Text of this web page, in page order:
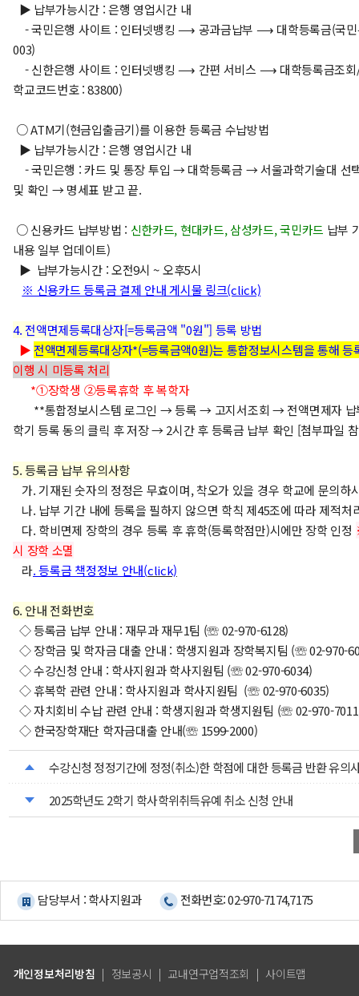
▶ 납부가능시간 : 은행 영업시간 내
- 국민은행 사이트 : 인터넷뱅킹 ⟶ 공과금납부 ⟶ 대학등록금(국민
003)
- 신한은행 사이트 : 인터넷뱅킹 ⟶ 간편 서비스 ⟶ 대학등록금조회
학교코드번호 : 83800)
○ ATM기(현금입출금기)를 이용한 등록금 수납방법
▶ 납부가능시간 : 은행 영업시간 내
- 국민은행 : 카드 및 통장 투입 → 대학등록금 → 서울과학기술대 선
및 확인 → 명세표 받고 끝.
○ 신용카드 납부방법 : 신한카드, 현대카드, 삼성카드, 국민카드 납부
내용 일부 업데이트)
▶ 납부가능시간 : 오전9시 ~ 오후5시
※ 신용카드 등록금 결제 안내 게시물 링크(click)
4. 전액면제등록대상자[=등록금액 "0원"] 등록 방법
▶ 전액면제등록대상자*(=등록금액0원)는 통합정보시스템을 통해 등
이행 시 미등록 처리
*①장학생 ②등록휴학 후 복학자
**통합정보시스템 로그인 → 등록 → 고지서조회 → 전액면제자
학기 등록 동의 클릭 후 저장 → 2시간 후 등록금 납부 확인 [첨부파일
5. 등록금 납부 유의사항
가. 기재된 숫자의 정정은 무효이며, 착오가 있을 경우 학교에 문의하
나. 납부 기간 내에 등록을 필하지 않으면 학칙 제45조에 따라 제적처
다. 학비면제 장학의 경우 등록 후 휴학(등록학점만)시에만 장학 인정
시 장학 소멸
라. 등록금 책정정보 안내(click)
6. 안내 전화번호
◇ 등록금 납부 안내 : 재무과 재무1팀 (☏ 02-970-6128)
◇ 장학금 및 학자금 대출 안내 : 학생지원과 장학복지팀 (☏ 02-970-
◇ 수강신청 안내 : 학사지원과 학사지원팀 (☏ 02-970-6034)
◇ 휴복학 관련 안내 : 학사지원과 학사지원팀 (☏ 02-970-6035)
◇ 자치회비 수납 관련 안내 : 학생지원과 학생지원팀 (☏ 02-970-
◇ 한국장학재단 학자금대출 안내(☏ 1599-2000)
수강신청 정정기간에 정정(취소)한 학점에 대한 등록금 반환 유의
2025학년도 2학기 학사학위취득유예 취소 신청 안내
담당부서 : 학사지원과 전화번호: 02-970-7174,7175
개인정보처리방침 | 정보공시 | 교내연구업적조회 | 사이트맵